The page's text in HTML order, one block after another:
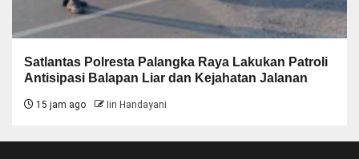
Satlantas Polresta Palangka Raya Lakukan Patroli
Antisipasi Balapan Liar dan Kejahatan Jalanan
15 jam ago Iin Handayani